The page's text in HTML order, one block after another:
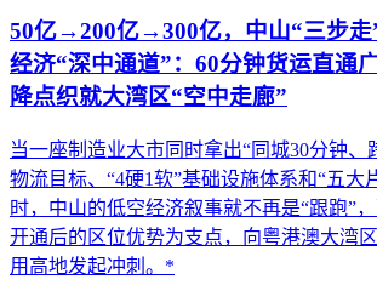
50亿→200亿→300亿，中山“三步走
经济“深中通道”：60分钟货运直通
降点织就大湾区“空中走廊”
当一座制造业大市同时拿出“同城30分钟、
物流目标、“4硬1软”基础设施体系和“五大
时，中山的低空经济叙事就不再是“跟跑”
开通后的区位优势为支点，向粤港澳大湾
用高地发起冲刺。*